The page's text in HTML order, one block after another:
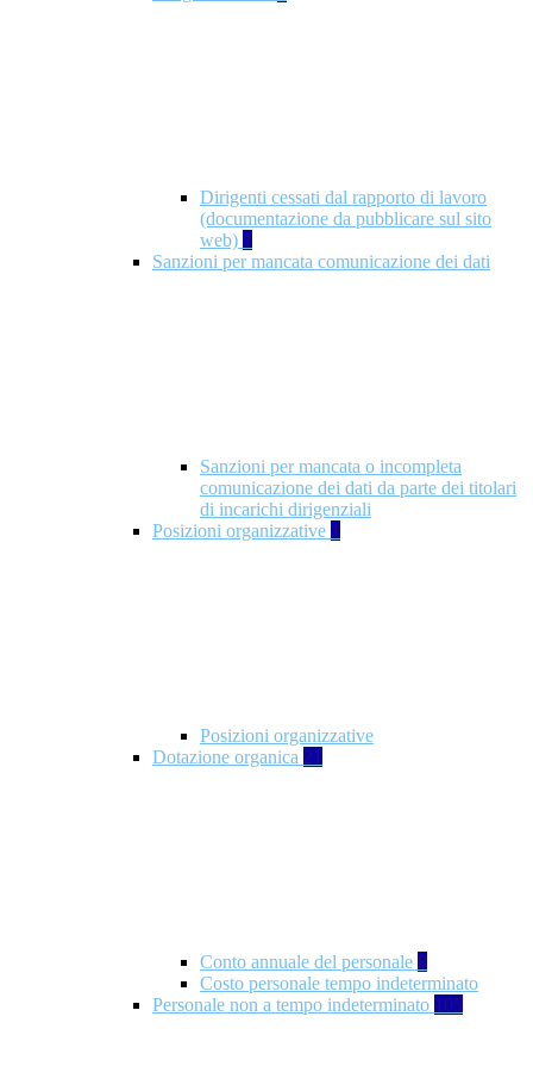
Dirigenti cessati dal rapporto di lavoro
(documentazione da pubblicare sul sito
web) 1
Sanzioni per mancata comunicazione dei dati
Sanzioni per mancata o incompleta
comunicazione dei dati da parte dei titolari
di incarichi dirigenziali
Posizioni organizzative 1
Posizioni organizzative
Dotazione organica 21
Conto annuale del personale 8
Costo personale tempo indeterminato
Personale non a tempo indeterminato 105